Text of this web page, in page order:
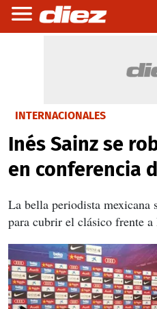
INTERNACIONALES
Inés Sainz se
en conferencia
La bella periodista mexicana
para cubrir el clásico frente